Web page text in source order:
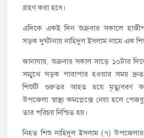
গ্রহণ করা হবে।
এদিকে একই দিন শুক্রবার সকালে
সড়ক দুর্ঘটনায় নাহিদুল ইসলাম নামে এক
জানাযায়, শুক্রবার সকাল সাড়ে ১০টার
সম্মুখে সড়ক পারাপার হওয়ার সময় দ্রুত
শিশুটি গুরুতর আহত হয়ে মৃত্যুবরণ
উপজেলা স্বাস্থ্য কমপ্লেক্সে নেয়া হলে
তার পরিচয় নিশ্চিত হয়।
নিহত শিশু নাহিদুল ইসলাম (৭) উপজেলার